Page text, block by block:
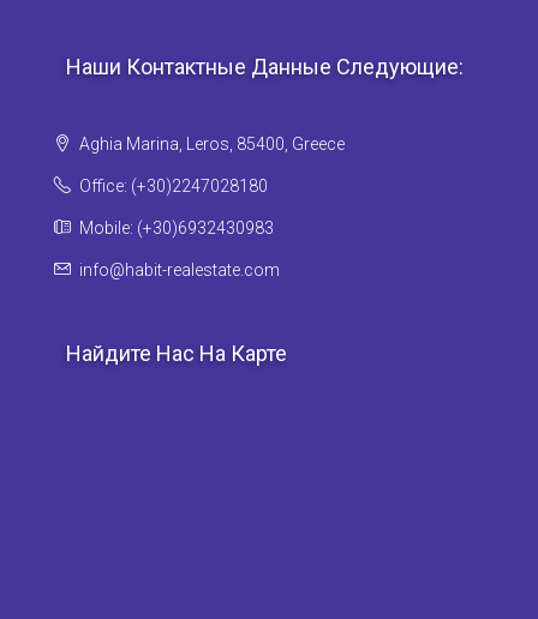
Наши Контактные Данные Следующие:
Aghia Marina, Leros, 85400, Greece
Office: (+30)2247028180
Mobile: (+30)6932430983
info@habit-realestate.com
Найдите Нас На Карте